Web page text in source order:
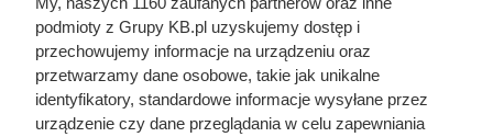
podmioty z Grupy KB.pl uzyskujemy dostęp i
przechowujemy informacje na urządzeniu oraz
przetwarzamy dane osobowe, takie jak unikalne
identyfikatory, standardowe informacje wysyłane przez
urządzenie czy dane przeglądania w celu zapewniania